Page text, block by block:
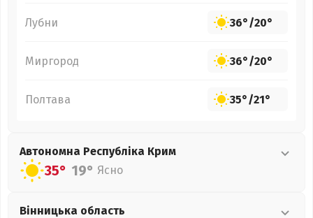
Лубни 36°/20°
Миргород 36°/20°
Полтава 35°/21°
Автономна Республіка Крим
35° 19° Ясно
Вінницька область